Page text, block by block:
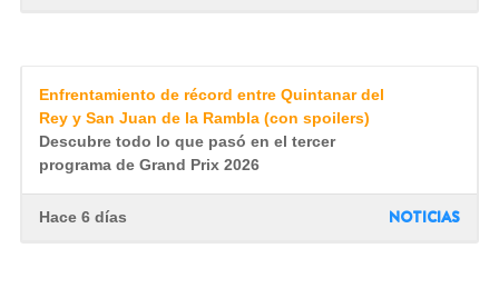
Enfrentamiento de récord entre Quintanar del
Rey y San Juan de la Rambla (con spoilers)
Descubre todo lo que pasó en el tercer
programa de Grand Prix 2026
Hace 6 días NOTICIAS